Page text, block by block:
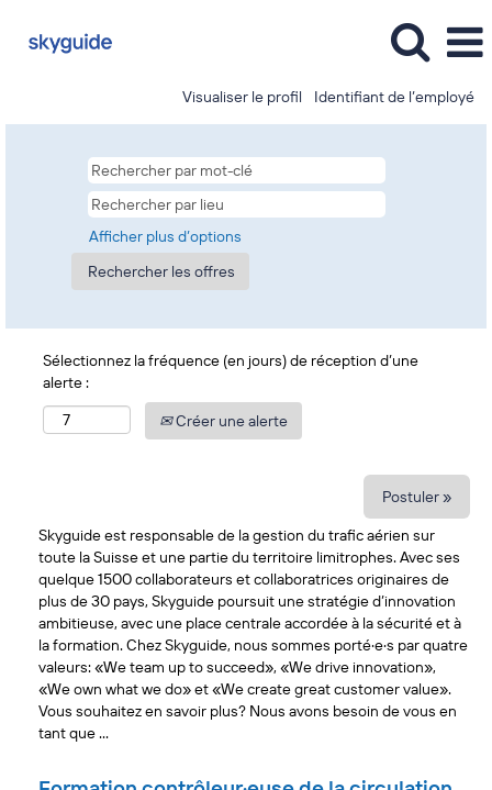
Visualiser le profil Identifiant de l’employé
Afficher plus d’options
Sélectionnez la fréquence (en jours) de réception d’une
alerte :
Créer une alerte
Postuler »
Skyguide est responsable de la gestion du trafic aérien sur
toute la Suisse et une partie du territoire limitrophes. Avec ses
quelque 1500 collaborateurs et collaboratrices originaires de
plus de 30 pays, Skyguide poursuit une stratégie d’innovation
ambitieuse, avec une place centrale accordée à la sécurité et à
la formation. Chez Skyguide, nous sommes porté·e·s par quatre
valeurs: «We team up to succeed», «We drive innovation»,
«We own what we do» et «We create great customer value».
Vous souhaitez en savoir plus? Nous avons besoin de vous en
tant que ...